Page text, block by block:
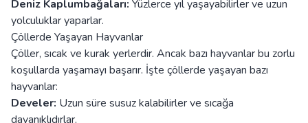
Deniz Kaplumbağaları: Yüzlerce yıl yaşayabilirler ve uzun
yolculuklar yaparlar.
Çöllerde Yaşayan Hayvanlar
Çöller, sıcak ve kurak yerlerdir. Ancak bazı hayvanlar bu zorlu
koşullarda yaşamayı başarır. İşte çöllerde yaşayan bazı
hayvanlar:
Develer: Uzun süre susuz kalabilirler ve sıcağa
dayanıklıdırlar.